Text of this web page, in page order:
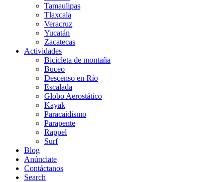
Tamaulipas
Tlaxcala
Veracruz
Yucatán
Zacatecas
Actividades
Bicicleta de montaña
Buceo
Descenso en Río
Escalada
Globo Aerostático
Kayak
Paracaidismo
Parapente
Rappel
Surf
Blog
Anúnciate
Contáctanos
Search